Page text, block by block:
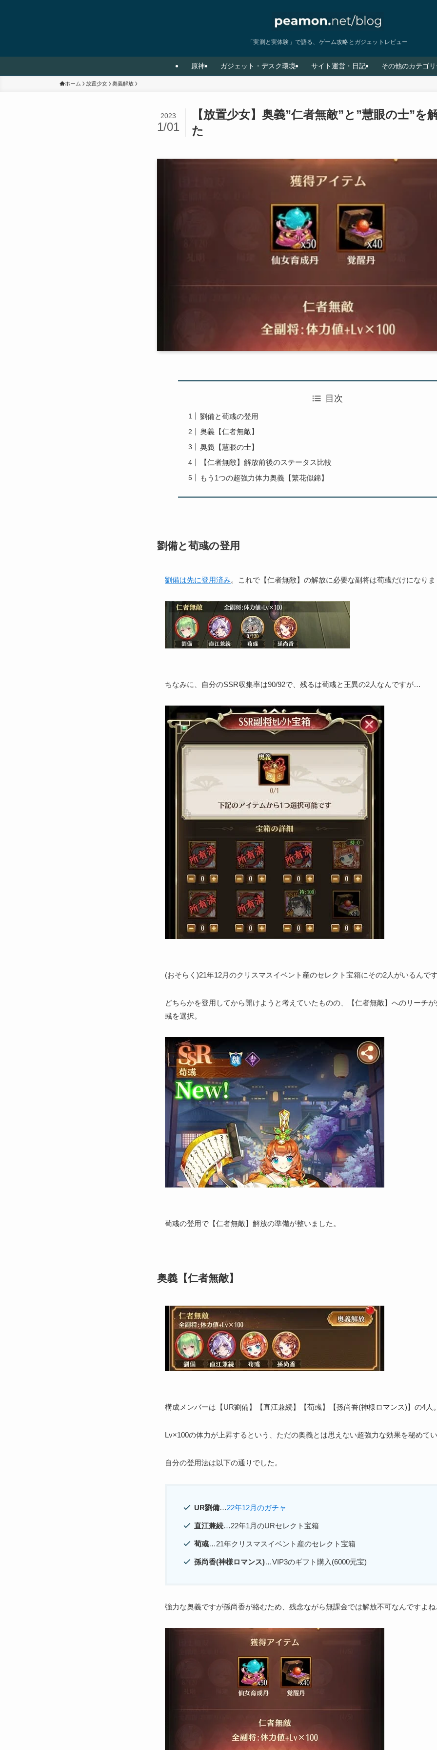
「実測と実体験」で語る、ゲーム攻略とガジェットレビュー
原神 ガジェット・デスク環境 サイト運営・日記 その他のカテゴ
ホーム 放置少女 奥義解放
【放置少女】奥義”仁者無敵”と”慧眼の士”を
た
2023
1/01
目次
劉備と荀彧の登用
奥義【仁者無敵】
奥義【慧眼の士】
【仁者無敵】解放前後のステータス比較
もう1つの超強力体力奥義【繁花似錦】
劉備と荀彧の登用
劉備は先に登用済み。これで【仁者無敵】の解放に必要な副将は荀彧だけになり
ちなみに、自分のSSR収集率は90/92で、残るは荀彧と王異の2人なんですが…
(おそらく)21年12月のクリスマスイベント産のセレクト宝箱にその2人がいるんで
どちらかを登用してから開けようと考えていたものの、【仁者無敵】へのリーチ
彧を選択。
荀彧の登用で【仁者無敵】解放の準備が整いました。
奥義【仁者無敵】
構成メンバーは【UR劉備】【直江兼続】【荀彧】【孫尚香(神様ロマンス)】の4人
Lv×100の体力が上昇するという、ただの奥義とは思えない超強力な効果を秘めて
自分の登用法は以下の通りでした。
UR劉備…22年12月のガチャ
直江兼続…22年1月のURセレクト宝箱
荀彧…21年クリスマスイベント産のセレクト宝箱
孫尚香(神様ロマンス)…VIP3のギフト購入(6000元宝)
強力な奥義ですが孫尚香が絡むため、残念ながら無課金では解放不可なんですよ